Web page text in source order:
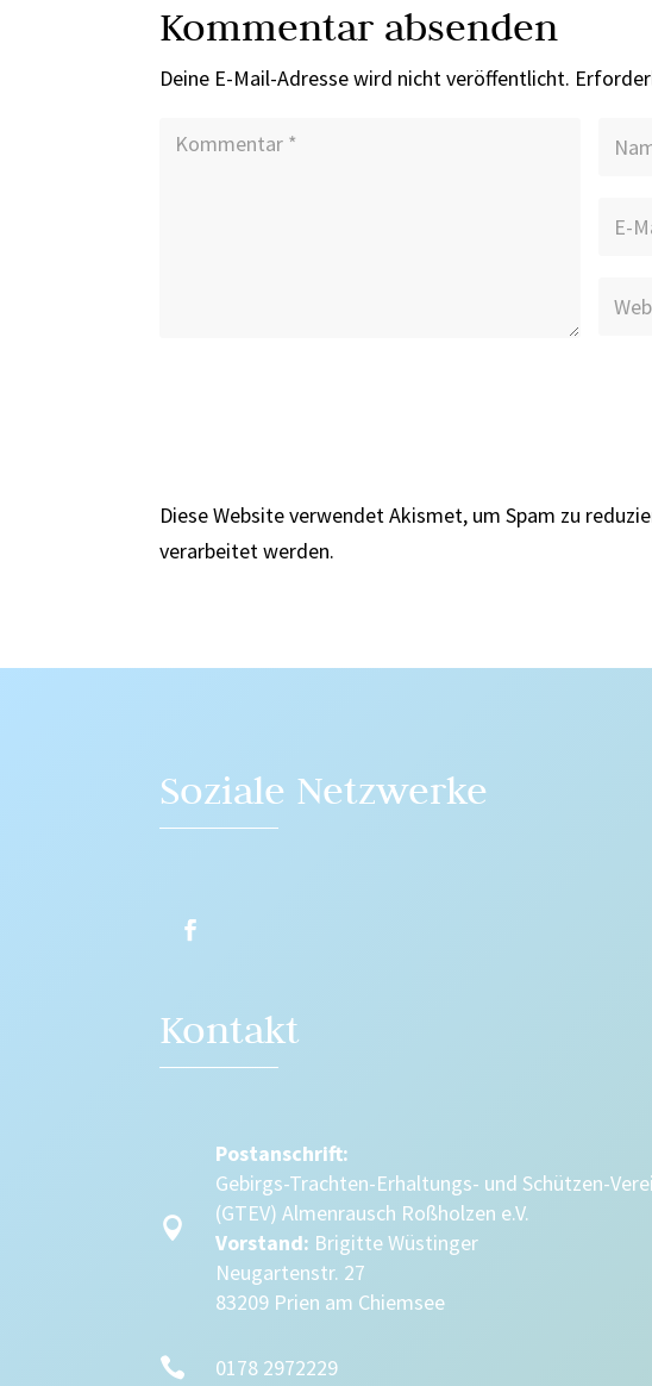
Kommentar absenden
Deine E-Mail-Adresse wird nicht veröffentlicht.
Diese Website verwendet Akismet, um Spam zu
verarbeitet werden.
Soziale Netzwerke
Kontakt

Postanschrift:
Gebirgs-Trachten-Erhaltungs- und Schützen-
(GTEV) Almenrausch Roßholzen e.V.
Vorstand: Brigitte Wüstinger
Neugartenstr. 27
83209 Prien am Chiemsee
 0178 2972229